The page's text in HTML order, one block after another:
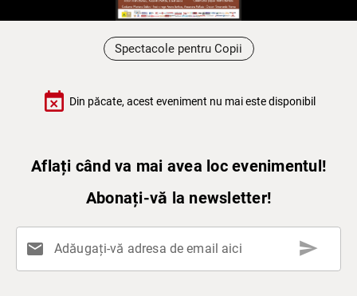
Spectacole pentru Copii
event_busy Din păcate, acest eveniment nu mai este disponibil
Aflați când va mai avea loc evenimentul!
Abonați-vă la newsletter!
mail Adăugați-vă adresa de email aici send